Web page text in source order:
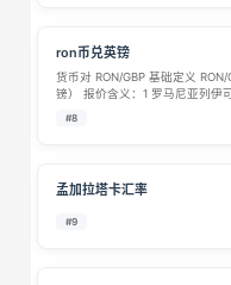
ron币兑英镑
货币对 RON/GBP 基础定义
镑） 报价含义：1 罗马尼亚列伊
报价 RON/GBP = 0.163 代表：1
#8
孟加拉塔卡汇率
#9